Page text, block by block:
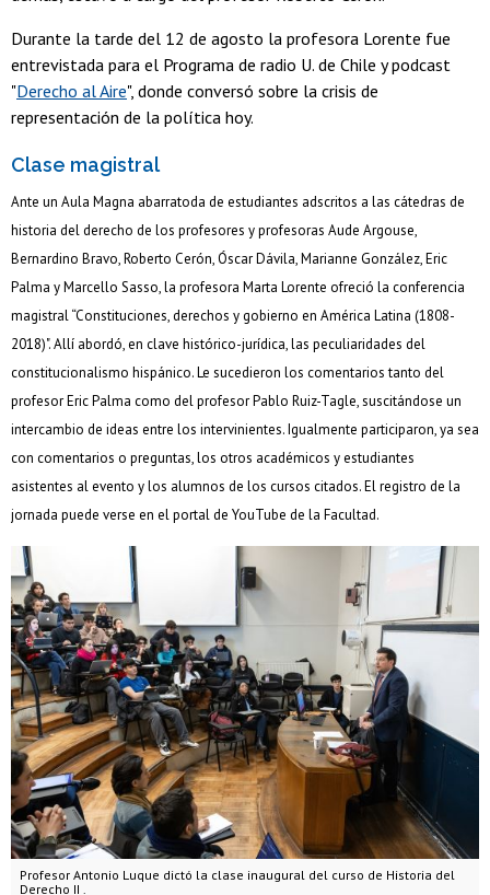
Durante la tarde del 12 de agosto la profesora Lorente fue
entrevistada para el Programa de radio U. de Chile y podcast
"Derecho al Aire", donde conversó sobre la crisis de
representación de la política hoy.
Clase magistral
Ante un Aula Magna abarratoda de estudiantes adscritos a las cátedras de
historia del derecho de los profesores y profesoras Aude Argouse,
Bernardino Bravo, Roberto Cerón, Óscar Dávila, Marianne González, Eric
Palma y Marcello Sasso, la profesora Marta Lorente ofreció la conferencia
magistral “Constituciones, derechos y gobierno en América Latina (1808-
2018)". Allí abordó, en clave histórico-jurídica, las peculiaridades del
constitucionalismo hispánico. Le sucedieron los comentarios tanto del
profesor Eric Palma como del profesor Pablo Ruiz-Tagle, suscitándose un
intercambio de ideas entre los intervinientes. Igualmente participaron, ya sea
con comentarios o preguntas, los otros académicos y estudiantes
asistentes al evento y los alumnos de los cursos citados. El registro de la
jornada puede verse en el portal de YouTube de la Facultad.
Profesor Antonio Luque dictó la clase inaugural del curso de Historia del
Derecho II .